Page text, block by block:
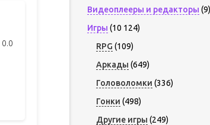
0.0
Видеоплееры и редакторы (9)
Игры (10 124)
RPG (109)
Аркады (649)
Головоломки (336)
Гонки (498)
Другие игры (249)